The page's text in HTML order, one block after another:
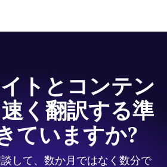
トとコンテン
く翻訳する準
ていますか?
して、数か月ではなく数分で